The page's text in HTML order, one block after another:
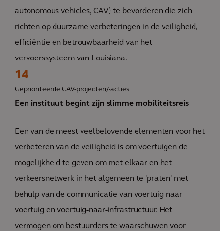
autonomous vehicles, CAV) te bevorderen die zich
richten op duurzame verbeteringen in de veiligheid,
efficiëntie en betrouwbaarheid van het
vervoerssysteem van Louisiana.
14
Geprioriteerde CAV-projecten/-acties
Een instituut begint zijn slimme mobiliteitsreis
Een van de meest veelbelovende elementen voor het
verbeteren van de veiligheid is om voertuigen de
mogelijkheid te geven om met elkaar en het
verkeersnetwerk in het algemeen te 'praten' met
behulp van de communicatie van voertuig-naar-
voertuig en voertuig-naar-infrastructuur. Het
vermogen om bestuurders te waarschuwen voor